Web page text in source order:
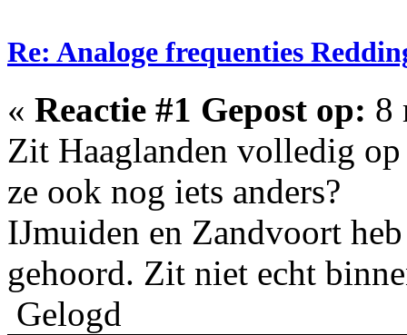
Re: Analoge frequenties
« Reactie #1 Gepost op: 8
Zit Haaglanden volledig
ze ook nog iets anders?
IJmuiden en Zandvoort
gehoord. Zit niet echt
Gelogd